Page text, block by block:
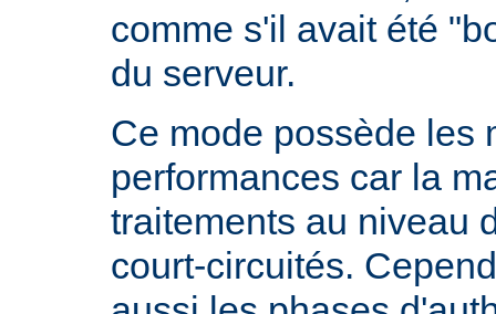
comme s'il avait été
du serveur.
Ce mode possède les
performances car la
traitements au niveau
court-circuités.